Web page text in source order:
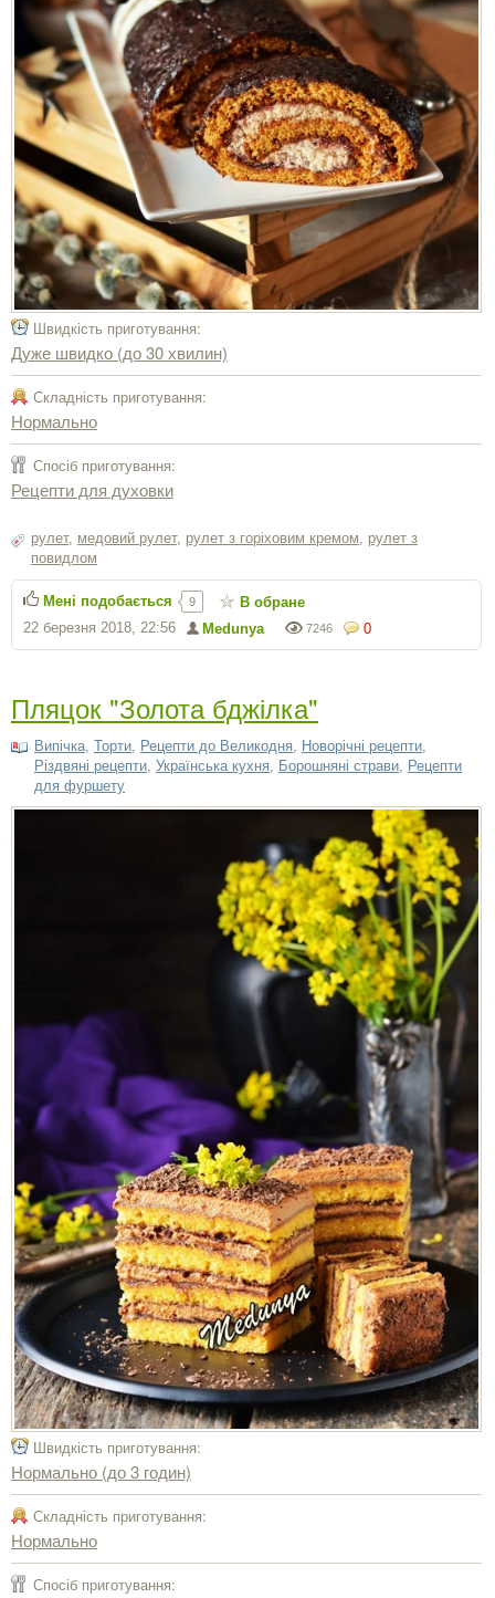
Швидкість приготування:
Дуже швидко (до 30 хвилин)
Складність приготування:
Нормально
Спосіб приготування:
Рецепти для духовки
рулет, медовий рулет, рулет з горіховим кремом, рулет з
повидлом
0
7246
Medunya
22 березня 2018, 22:56
Мені подобається 9 В обране
Пляцок "Золота бджілка"
Випічка, Торти, Рецепти до Великодня, Новорічні рецепти,
Різдвяні рецепти, Українська кухня, Борошняні страви, Рецепти
для фуршету
Швидкість приготування:
Нормально (до 3 годин)
Складність приготування:
Нормально
Спосіб приготування: